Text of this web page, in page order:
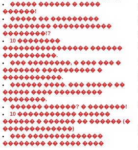
����� ������ � ����
������!
����� �� ���������
��������� �����������
��������!?
10 ��������
���������������� ������
����������.
��� ��������, � ��� ��� �
������� ���������� �
�����������.
������ ����. ��� ����� ��
����� ���� ���������
��������.
������ ������? � �������!
10 ����������� ������
������ � ������ �� ������ (�
�������������)
��� ��������������
�������� �� ���� ����